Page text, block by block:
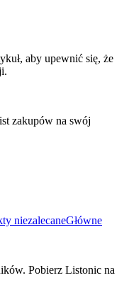
aby upewnić się, że
zakupów na swój
niezalecaneGłówne
Pobierz Listonic na